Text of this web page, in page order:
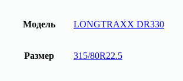
Модель LONGTRAXX DR330
Размер 315/80R22.5